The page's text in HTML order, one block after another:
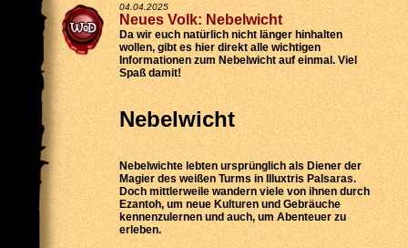
04.04.2025
Neues Volk: Nebelwicht
Da wir euch natürlich nicht länger hinhalten
wollen, gibt es hier direkt alle wichtigen
Informationen zum Nebelwicht auf einmal. Viel
Spaß damit!
Nebelwicht
Nebelwichte lebten ursprünglich als Diener der
Magier des weißen Turms in Illuxtris Palsaras.
Doch mittlerweile wandern viele von ihnen durch
Ezantoh, um neue Kulturen und Gebräuche
kennenzulernen und auch, um Abenteuer zu
erleben.